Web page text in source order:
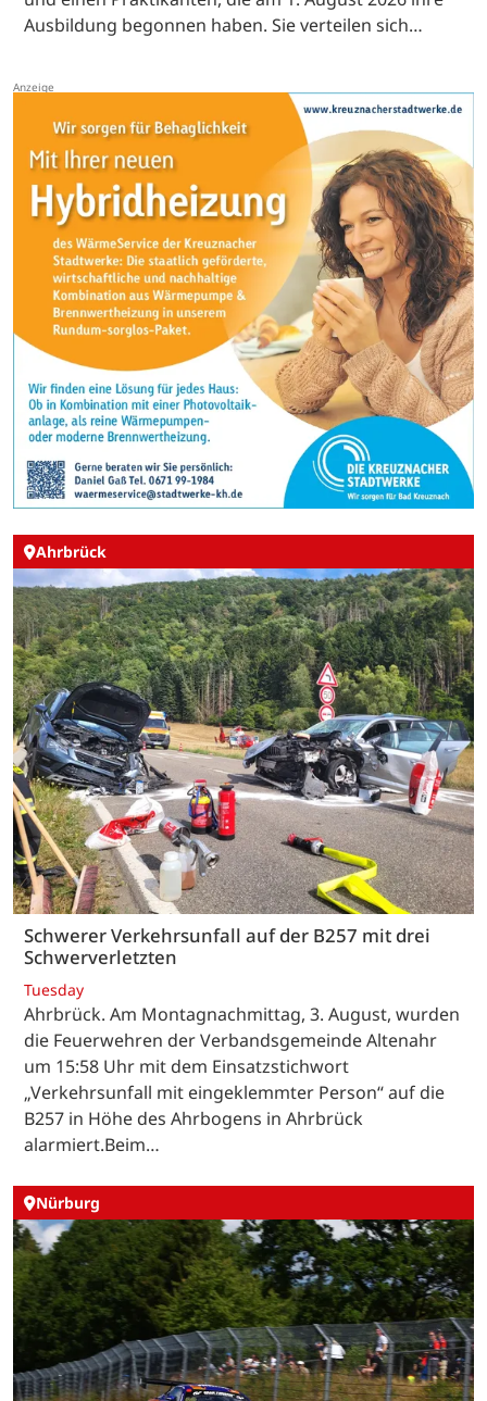
Ausbildung begonnen haben. Sie verteilen sich…
Ahrbrück
Schwerer Verkehrsunfall auf der B257 mit drei
Schwerverletzten
Tuesday
Ahrbrück. Am Montagnachmittag, 3. August, wurden
die Feuerwehren der Verbandsgemeinde Altenahr
um 15:58 Uhr mit dem Einsatzstichwort
„Verkehrsunfall mit eingeklemmter Person“ auf die
B257 in Höhe des Ahrbogens in Ahrbrück
alarmiert.Beim…
Nürburg